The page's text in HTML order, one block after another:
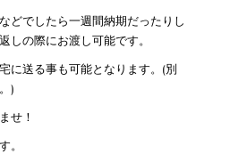
どでしたら一週間納期だったりし
しの際にお渡し可能です。
に送る事も可能となります。(別
)
せ！
。